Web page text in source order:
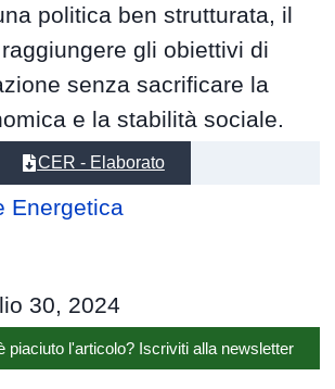
politica ben strutturata, il
gli obiettivi di
senza sacrificare la
e la stabilità sociale.
CER - Elaborato
Energetica
30, 2024
piaciuto l'articolo? Iscriviti alla newsletter